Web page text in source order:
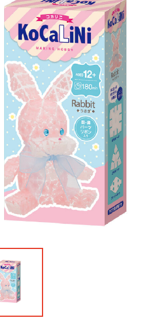
新しい発想か
クです。
めるアイテム
ります。
を随時更新し
ください。
でご紹介しま
を作る！？
ご紹介しま
る質問があれ
けます。